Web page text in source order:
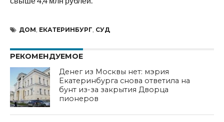
ДОМ, ЕКАТЕРИНБУРГ, СУД
РЕКОМЕНДУЕМОЕ
Денег из Москвы нет: мэрия
Екатеринбурга снова ответила на
бунт из-за закрытия Дворца
пионеров